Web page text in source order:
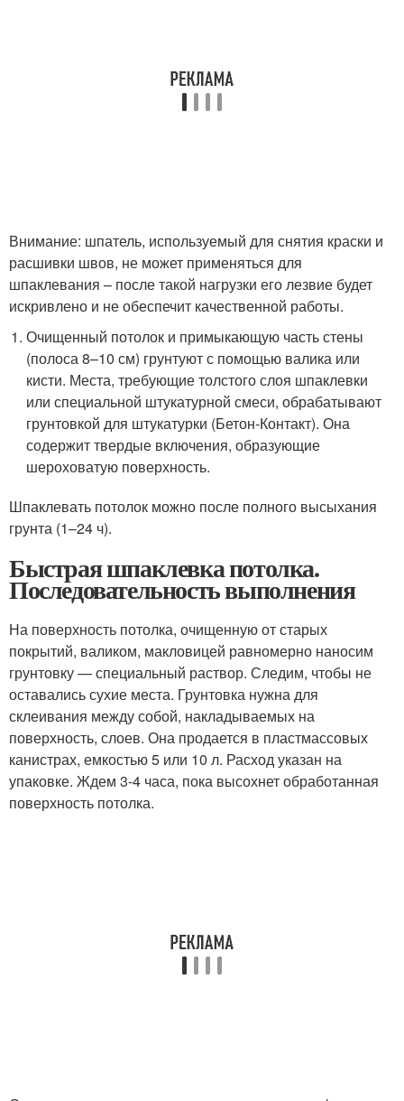
Внимание: шпатель, используемый для снятия краски и
расшивки швов, не может применяться для
шпаклевания – после такой нагрузки его лезвие будет
искривлено и не обеспечит качественной работы.
Очищенный потолок и примыкающую часть стены
(полоса 8–10 см) грунтуют с помощью валика или
кисти. Места, требующие толстого слоя шпаклевки
или специальной штукатурной смеси, обрабатывают
грунтовкой для штукатурки (Бетон-Контакт). Она
содержит твердые включения, образующие
шероховатую поверхность.
Шпаклевать потолок можно после полного высыхания
грунта (1–24 ч).
Быстрая шпаклевка потолка.
Последовательность выполнения
На поверхность потолка, очищенную от старых
покрытий, валиком, макловицей равномерно наносим
грунтовку — специальный раствор. Следим, чтобы не
оставались сухие места. Грунтовка нужна для
склеивания между собой, накладываемых на
поверхность, слоев. Она продается в пластмассовых
канистрах, емкостью 5 или 10 л. Расход указан на
упаковке. Ждем 3-4 часа, пока высохнет обработанная
поверхность потолка.